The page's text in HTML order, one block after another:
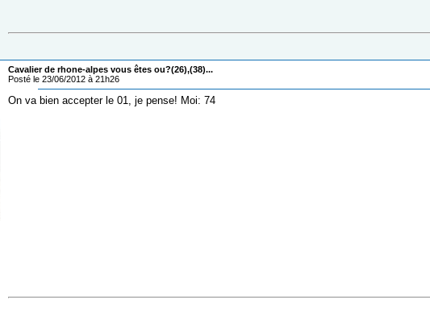
Cavalier de rhone-alpes vous êtes ou?(26),(38)...
Posté le 23/06/2012 à 21h26
On va bien accepter le 01, je pense! Moi: 74